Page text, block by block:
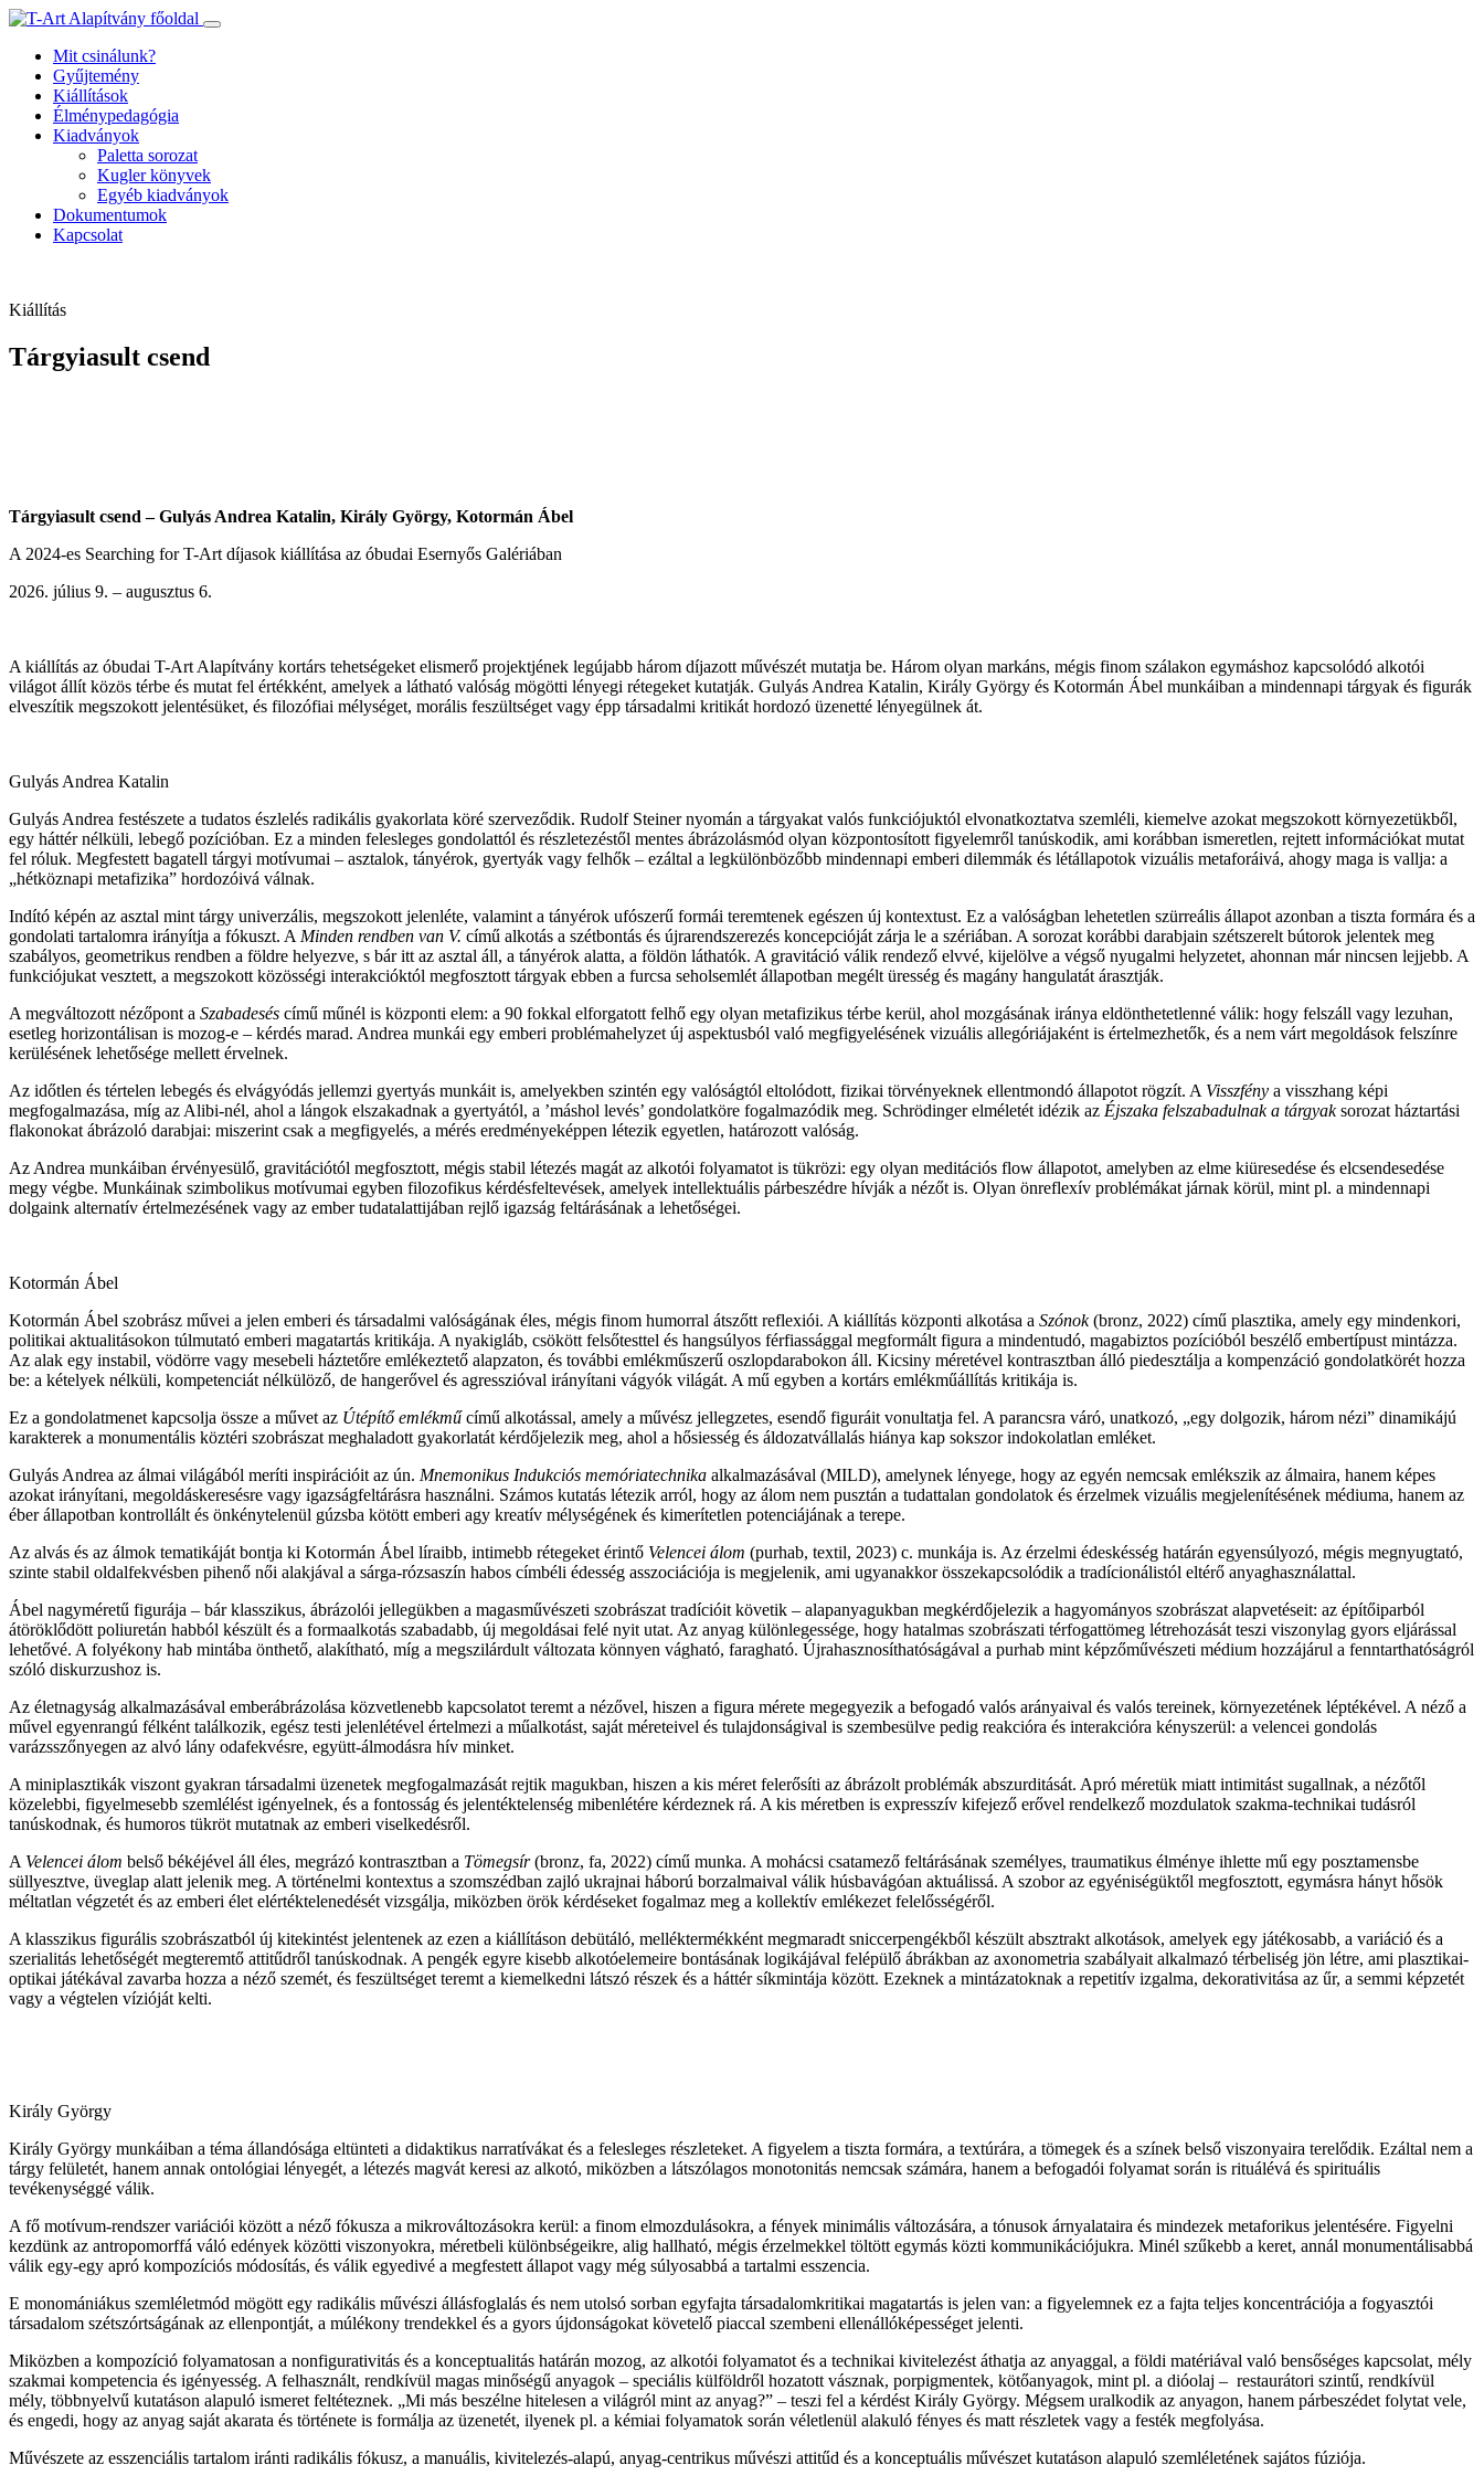
Ugrás
tartalomhozMit csinálunk?
Gyűjtemény
Kiállítások
Élménypedagógia
Kiadványok
Paletta sorozat
Kugler könyvek
Egyéb kiadványok
Dokumentumok
Kapcsolat
Kiállítás
Tárgyiasult csend
Tárgyiasult csend – Gulyás Andrea Katalin, Király György, Kotormán Ábel
A 2024-es Searching for T-Art díjasok kiállítása az óbudai Esernyős Galériában
július 9. – augusztus 6.
A kiállítás az óbudai T-Art Alapítvány kortárs tehetségeket elismerő projektjének legújabb három díjazott művészét mutatja be. Három olyan markáns, mégis finom szálakon egymáshoz kapcsolódó alkotói
világot állít közös térbe és mutat fel értékként, amelyek a látható valóság mögötti lényegi rétegeket kutatják. Gulyás Andrea Katalin, Király György és Kotormán Ábel munkáiban a mindennapi tárgyak és figurák
elveszítik megszokott jelentésüket, és filozófiai mélységet, morális feszültséget vagy épp társadalmi kritikát hordozó üzenetté lényegülnek át.
Gulyás Andrea Katalin
Gulyás Andrea festészete a tudatos észlelés radikális gyakorlata köré szerveződik. Rudolf Steiner nyomán a tárgyakat valós funkciójuktól elvonatkoztatva szemléli, kiemelve azokat megszokott környezetükből,
egy háttér nélküli, lebegő pozícióban. Ez a minden felesleges gondolattól és részletezéstől mentes ábrázolásmód olyan központosított figyelemről tanúskodik, ami korábban ismeretlen, rejtett információkat mutat
fel róluk. Megfestett bagatell tárgyi motívumai – asztalok, tányérok, gyertyák vagy felhők – ezáltal a legkülönbözőbb mindennapi emberi dilemmák és létállapotok vizuális metaforáivá, ahogy maga is vallja: a
„hétköznapi metafizika” hordozóivá válnak.
Indító képén az asztal mint tárgy univerzális, megszokott jelenléte, valamint a tányérok ufószerű formái teremtenek egészen új kontextust. Ez a valóságban lehetetlen szürreális állapot azonban a tiszta formára és a
gondolati tartalomra irányítja a fókuszt. A Minden rendben van V. című alkotás a szétbontás és újrarendszerezés koncepcióját zárja le a szériában. A sorozat korábbi darabjain szétszerelt bútorok jelentek meg
szabályos, geometrikus rendben a földre helyezve, s bár itt az asztal áll, a tányérok alatta, a földön láthatók. A gravitáció válik rendező elvvé, kijelölve a végső nyugalmi helyzetet, ahonnan már nincsen lejjebb. A
funkciójukat vesztett, a megszokott közösségi interakcióktól megfosztott tárgyak ebben a furcsa seholsemlét állapotban megélt üresség és magány hangulatát árasztják.
A megváltozott nézőpont a Szabadesés című műnél is központi elem: a 90 fokkal elforgatott felhő egy olyan metafizikus térbe kerül, ahol mozgásának iránya eldönthetetlenné válik: hogy felszáll vagy lezuhan,
esetleg horizontálisan is mozog-e – kérdés marad. Andrea munkái egy emberi problémahelyzet új aspektusból való megfigyelésének vizuális allegóriájaként is értelmezhetők, és a nem várt megoldások felszínre
kerülésének lehetősége mellett érvelnek.
Az időtlen és tértelen lebegés és elvágyódás jellemzi gyertyás munkáit is, amelyekben szintén egy valóságtól eltolódott, fizikai törvényeknek ellentmondó állapotot rögzít. A Visszfény a visszhang képi
megfogalmazása, míg az Alibi-nél, ahol a lángok elszakadnak a gyertyától, a ’máshol levés’ gondolatköre fogalmazódik meg. Schrödinger elméletét idézik az Éjszaka felszabadulnak a tárgyaksorozat háztartási
flakonokat ábrázoló darabjai: miszerint csak a megfigyelés, a mérés eredményeképpen létezik egyetlen, határozott valóság.
Az Andrea munkáiban érvényesülő, gravitációtól megfosztott, mégis stabil létezés magát az alkotói folyamatot is tükrözi: egy olyan meditációs flow állapotot, amelyben az elme kiüresedése és elcsendesedése
megy végbe. Munkáinak szimbolikus motívumai egyben filozofikus kérdésfeltevések, amelyek intellektuális párbeszédre hívják a nézőt is. Olyan önreflexív problémákat járnak körül, mint pl. a mindennapi
dolgaink alternatív értelmezésének vagy az ember tudatalattijában rejlő igazság feltárásának a lehetőségei.
Kotormán Ábel
Kotormán Ábel szobrász művei a jelen emberi és társadalmi valóságának éles, mégis finom humorral átszőtt reflexiói. A kiállítás központi alkotása a Szónok(bronz, 2022) című plasztika, amely egy mindenkori,
politikai aktualitásokon túlmutató emberi magatartás kritikája. A nyakigláb, csökött felsőtesttel és hangsúlyos férfiassággal megformált figura a mindentudó, magabiztos pozícióból beszélő embertípust mintázza.
Az alak egy instabil, vödörre vagy mesebeli háztetőre emlékeztető alapzaton, és további emlékműszerű oszlopdarabokon áll. Kicsiny méretével kontrasztban álló piedesztálja a kompenzáció gondolatkörét hozza
be: a kételyek nélküli, kompetenciát nélkülöző, de hangerővel és agresszióval irányítani vágyók világát. A mű egyben a kortárs emlékműállítás kritikája is.
Ez a gondolatmenet kapcsolja össze a művet az Útépítő emlékműcímű alkotással, amely a művész jellegzetes, esendő figuráit vonultatja fel. A parancsra váró, unatkozó, „egy dolgozik, három nézi” dinamikájú
karakterek a monumentális köztéri szobrászat meghaladott gyakorlatát kérdőjelezik meg, ahol a hősiesség és áldozatvállalás hiánya kap sokszor indokolatlan emléket.
Gulyás Andrea az álmai világából meríti inspirációit az ún. Mnemonikus Indukciós memóriatechnika alkalmazásával (MILD), amelynek lényege, hogy az egyén nemcsak emlékszik az álmaira, hanem képes
azokat irányítani, megoldáskeresésre vagy igazságfeltárásra használni. Számos kutatás létezik arról, hogy az álom nem pusztán a tudattalan gondolatok és érzelmek vizuális megjelenítésének médiuma, hanem az
éber állapotban kontrollált és önkénytelenül gúzsba kötött emberi agy kreatív mélységének és kimerítetlen potenciájának a terepe.
Az alvás és az álmok tematikáját bontja ki Kotormán Ábel líraibb, intimebb rétegeket érintő Velencei álom (purhab, textil, 2023) c. munkája is. Az érzelmi édeskésség határán egyensúlyozó, mégis megnyugtató,
szinte stabil oldalfekvésben pihenő női alakjával a sárga-rózsaszín habos címbéli édesség asszociációja is megjelenik, ami ugyanakkor összekapcsolódik a tradícionálistól eltérő anyaghasználattal.
Ábel nagyméretű figurája – bár klasszikus, ábrázolói jellegükben a magasművészeti szobrászat tradícióit követik – alapanyagukban megkérdőjelezik a hagyományos szobrászat alapvetéseit: az építőiparból
átöröklődött poliuretán habból készült és a formaalkotás szabadabb, új megoldásai felé nyit utat. Az anyag különlegessége, hogy hatalmas szobrászati térfogattömeg létrehozását teszi viszonylag gyors eljárással
lehetővé. A folyékony hab mintába önthető, alakítható, míg a megszilárdult változata könnyen vágható, faragható. Újrahasznosíthatóságával a purhab mint képzőművészeti médium hozzájárul a fenntarthatóságról
szóló diskurzushoz is.
Az életnagyság alkalmazásával emberábrázolása közvetlenebb kapcsolatot teremt a nézővel, hiszen a figura mérete megegyezik a befogadó valós arányaival és valós tereinek, környezetének léptékével. A néző a
művel egyenrangú félként találkozik, egész testi jelenlétével értelmezi a műalkotást, saját méreteivel és tulajdonságival is szembesülve pedig reakcióra és interakcióra kényszerül: a velencei gondolás
varázsszőnyegen az alvó lány odafekvésre, együtt-álmodásra hív minket.
A miniplasztikák viszont gyakran társadalmi üzenetek megfogalmazását rejtik magukban, hiszen a kis méret felerősíti az ábrázolt problémák abszurditását. Apró méretük miatt intimitást sugallnak, a nézőtől
közelebbi, figyelmesebb szemlélést igényelnek, és a fontosság és jelentéktelenség mibenlétére kérdeznek rá. A kis méretben is expresszív kifejező erővel rendelkező mozdulatok szakma-technikai tudásról
tanúskodnak, és humoros tükröt mutatnak az emberi viselkedésről.
A Velencei álom belső békéjével áll éles, megrázó kontrasztban a Tömegsír(bronz, fa, 2022) című munka. A mohácsi csatamező feltárásának személyes, traumatikus élménye ihlette mű egy posztamensbe
süllyesztve, üveglap alatt jelenik meg. A történelmi kontextus a szomszédban zajló ukrajnai háború borzalmaival válik húsbavágóan aktuálissá. A szobor az egyéniségüktől megfosztott, egymásra hányt hősök
méltatlan végzetét és az emberi élet elértéktelenedését vizsgálja, miközben örök kérdéseket fogalmaz meg a kollektív emlékezet felelősségéről.
A klasszikus figurális szobrászatból új kitekintést jelentenek az ezen a kiállításon debütáló, melléktermékként megmaradt sniccerpengékből készült absztrakt alkotások, amelyek egy játékosabb, a variáció és a
szerialitás lehetőségét megteremtő attitűdről tanúskodnak. A pengék egyre kisebb alkotóelemeire bontásának logikájával felépülő ábrákban az axonometria szabályait alkalmazó térbeliség jön létre, ami plasztikai-
optikai játékával zavarba hozza a néző szemét, és feszültséget teremt a kiemelkedni látszó részek és a háttér síkmintája között. Ezeknek a mintázatoknak a repetitív izgalma, dekorativitása az űr, a semmi képzetét
vagy a végtelen vízióját kelti.
Király György
Király György munkáiban a téma állandósága eltünteti a didaktikus narratívákat és a felesleges részleteket. A figyelem a tiszta formára, a textúrára, a tömegek és a színek belső viszonyaira terelődik. Ezáltal nem a
tárgy felületét, hanem annak ontológiai lényegét, a létezés magvát keresi az alkotó, miközben a látszólagos monotonitás nemcsak számára, hanem a befogadói folyamat során is rituálévá és spirituális
tevékenységgé válik.
A fő motívum-rendszer variációi között a néző fókusza a mikrováltozásokra kerül: a finom elmozdulásokra, a fények minimális változására, a tónusok árnyalataira és mindezek metaforikus jelentésére. Figyelni
kezdünk az antropomorffá váló edények közötti viszonyokra, méretbeli különbségeikre, alig hallható, mégis érzelmekkel töltött egymás közti kommunikációjukra. Minél szűkebb a keret, annál monumentálisabbá
válik egy-egy apró kompozíciós módosítás, és válik egyedivé a megfestett állapot vagy még súlyosabbá a tartalmi esszencia.
E monomániákus szemléletmód mögött egy radikális művészi állásfoglalás és nem utolsó sorban egyfajta társadalomkritikai magatartás is jelen van: a figyelemnek ez a fajta teljes koncentrációja a fogyasztói
társadalom szétszórtságának az ellenpontját, a múlékony trendekkel és a gyors újdonságokat követelő piaccal szembeni ellenállóképességet jelenti.
Miközben a kompozíció folyamatosan a nonfigurativitás és a konceptualitás határán mozog, az alkotói folyamatot és a technikai kivitelezést áthatja az anyaggal, a földi matériával való bensőséges kapcsolat, mély
szakmai kompetencia és igényesség. A felhasznált, rendkívül magas minőségű anyagok – speciális külföldről hozatott vásznak, porpigmentek, kötőanyagok, mint pl. a dióolaj – restaurátori szintű, rendkívül
mély, többnyelvű kutatáson alapuló ismeret feltéteznek. „Mi más beszélne hitelesen a világról mint az anyag?” – teszi fel a kérdést Király György. Mégsem uralkodik az anyagon, hanem párbeszédet folytat vele,
és engedi, hogy az anyag saját akarata és története is formálja az üzenetét, ilyenek pl. a kémiai folyamatok során véletlenül alakuló fényes és matt részletek vagy a festék megfolyása.
Művészete az esszenciális tartalom iránti radikális fókusz, a manuális, kivitelezés-alapú, anyag-centrikus művészi attitűd és a konceptuális művészet kutatáson alapuló szemléletének sajátos fúziója.